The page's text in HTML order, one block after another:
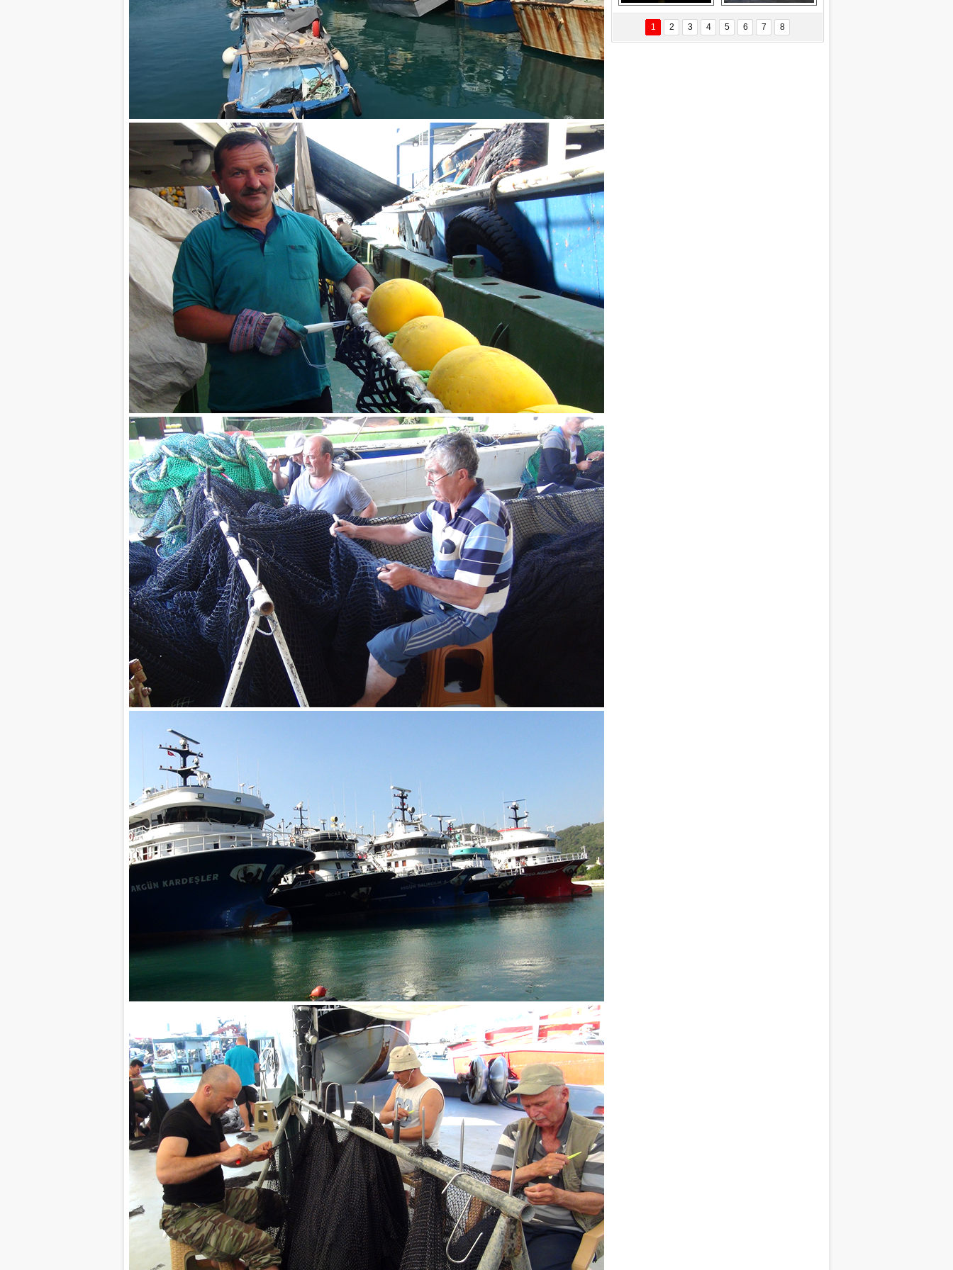
SEÇİL ÖZYANIK
Ne Değişti?
Delta uçağına
yıldırım çarptı
Ford Focus RS
(2015)
1 2 3 4 5 6 7 8